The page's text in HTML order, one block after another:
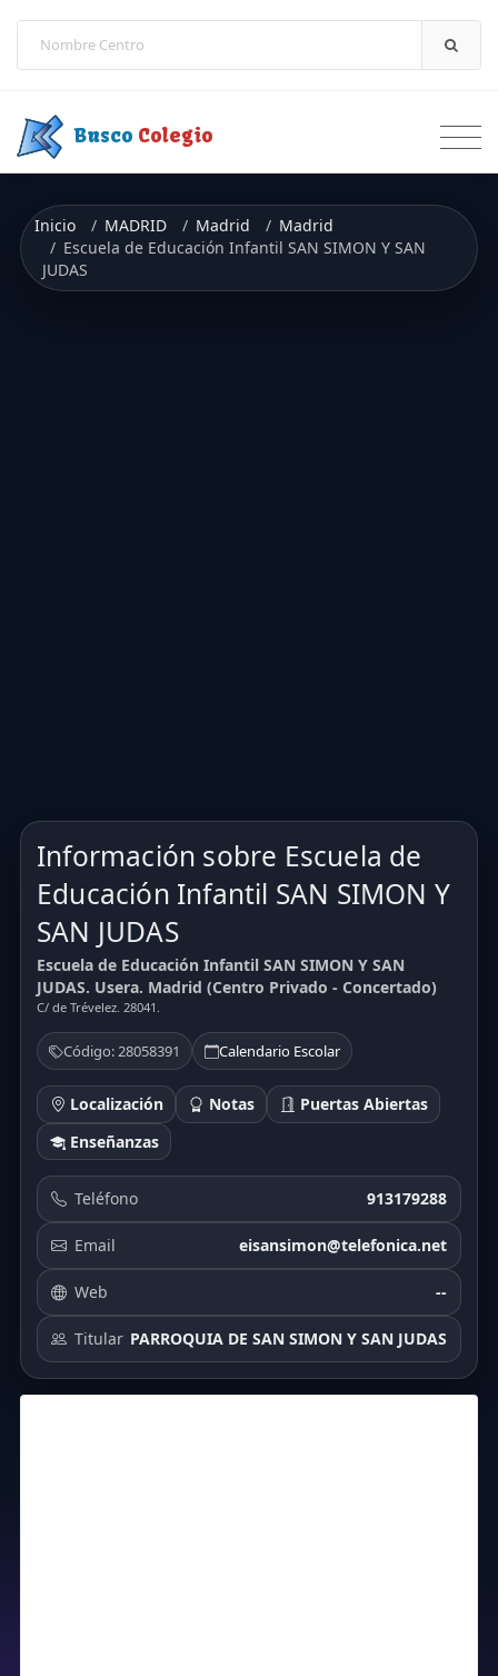
Busco Colegio
Inicio MADRID Madrid
Madrid
Escuela de Educación Infantil SAN SIMON Y SAN
JUDAS
Información sobre Escuela de
Educación Infantil SAN SIMON Y
SAN JUDAS
Escuela de Educación Infantil SAN SIMON Y SAN
JUDAS. Usera. Madrid (Centro Privado - Concertado)
C/ de Trévelez. 28041.
Código: 28058391 Calendario Escolar
Localización Notas
Puertas Abiertas
Enseñanzas
Teléfono 913179288
Email eisansimon@telefonica.net
Web --
Titular PARROQUIA DE SAN SIMON Y SAN JUDAS